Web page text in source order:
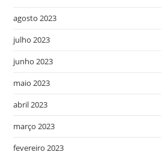
agosto 2023
julho 2023
junho 2023
maio 2023
abril 2023
março 2023
fevereiro 2023